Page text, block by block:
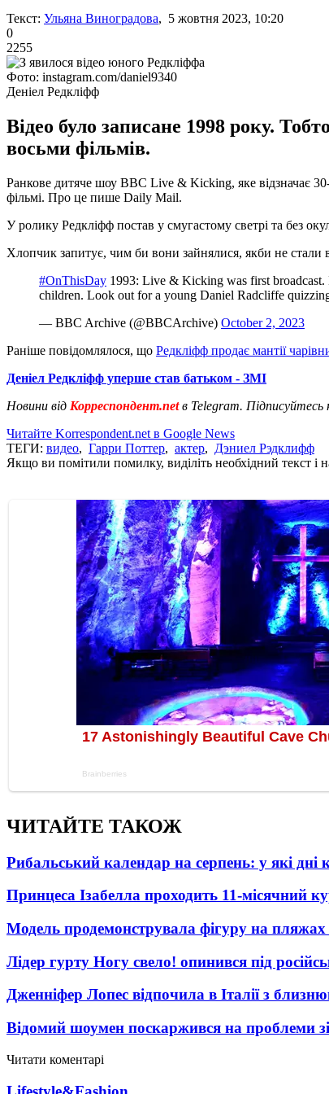
Текст: Ульяна Виноградова, 5 жовтня 2023, 10:20
0
2255
Фото: instagram.com/daniel9340
Деніел Редкліфф
Відео було записане 1998 року.
восьми фільмів.
Ранкове дитяче шоу BBC Live & Kicking, яке відзначає
фільмі. Про це пише Daily Mail.
У ролику Редкліфф постав у смугастому светрі та без
Хлопчик запитує, чим би вони зайнялися, якби не стали
#OnThisDay 1993: Live & Kicking was first broadcast.
children. Look out for a young Daniel Radcliffe
— BBC Archive (@BBCArchive) October 2, 2023
Раніше повідомлялося, що Редкліфф продає мантії
Деніел Редкліфф уперше став батьком - ЗМІ
Новини від Корреспондент.netв Telegram. Підписуйтесь
Читайте Korrespondent.net в Google News
ТЕГИ: видео, Гарри Поттер, актер, Дэниел Рэдклифф
Якщо ви помітили помилку, виділіть необхідний текст
ЧИТАЙТЕ ТАКОЖ
Рибальський календар на серпень: у які
Принцеса Ізабелла проходить 11-місячний
Модель продемонструвала фігуру на пляжах
Лідер гурту Ногу свело! опинився під
Дженніфер Лопес відпочила в Італії з
Відомий шоумен поскаржився на проблеми
Читати коментарі